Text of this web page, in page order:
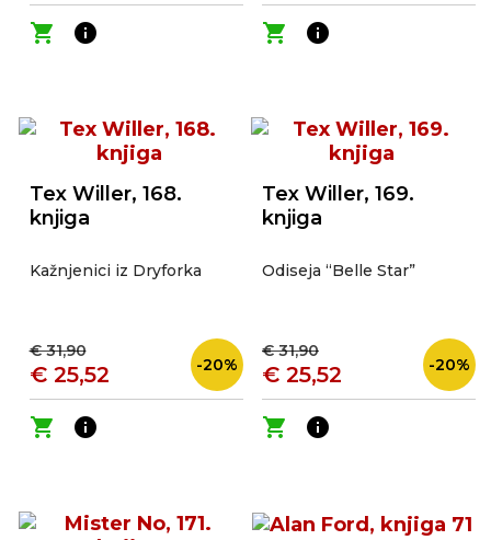
shopping_cart info shopping_cart info
Tex Willer, 168.
knjiga
Kažnjenici iz Dryforka
€ 31,90
€ 25,52 -20%
shopping_cart info
Tex Willer, 169.
knjiga
Odiseja “Belle Star”
€ 31,90
€ 25,52 -20%
shopping_cart info